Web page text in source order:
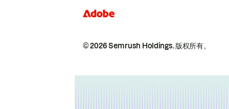
© 2026 Semrush Holdings.版权所有。